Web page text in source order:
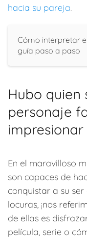
hacia su pareja.
Cómo interpretar
guía paso a paso
Hubo quien
personaje
En el maravilloso
son capaces de
conquistar a su
locuras, ¡nos
de ellas es
película, serie o